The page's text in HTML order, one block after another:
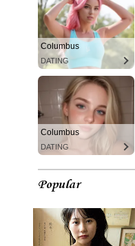
Columbus
DATING
Columbus
DATING
Popular